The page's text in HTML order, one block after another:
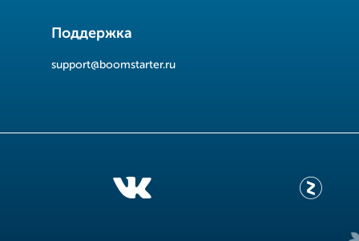
Поддержка
support@boomstarter.ru